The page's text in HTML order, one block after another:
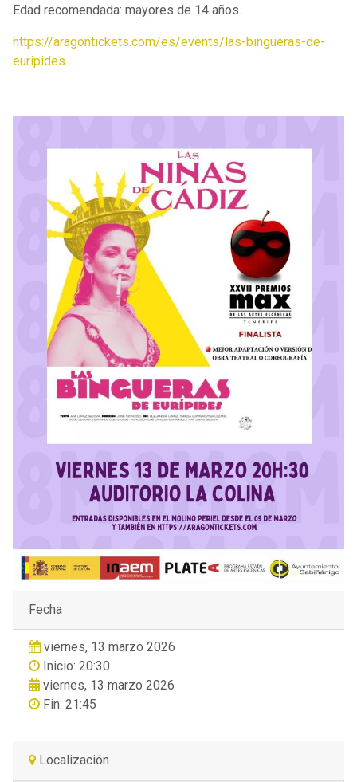
Edad recomendada: mayores de 14 años.
https://aragontickets.com/es/events/las-bingueras-de-
euripides
Fecha
viernes, 13 marzo 2026
Inicio: 20:30
viernes, 13 marzo 2026
Fin: 21:45
Localización